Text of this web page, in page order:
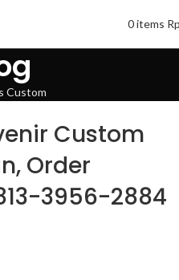
0items
Custom
Custom
Order
3956-2884